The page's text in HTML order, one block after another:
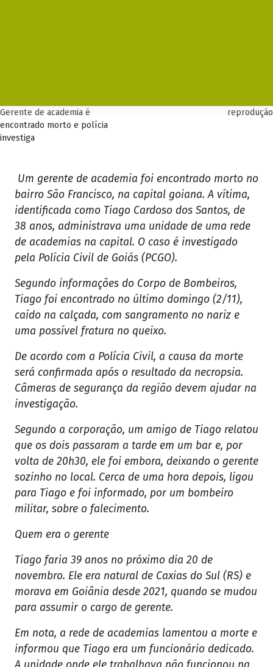
Gerente de academia é
encontrado morto e polícia
investiga
reprodução
Um gerente de academia foi encontrado morto no
bairro São Francisco, na capital goiana. A vítima,
identificada como Tiago Cardoso dos Santos, de
38 anos, administrava uma unidade de uma rede
de academias na capital. O caso é investigado
pela Polícia Civil de Goiás (PCGO).
Segundo informações do Corpo de Bombeiros,
Tiago foi encontrado no último domingo (2/11),
caído na calçada, com sangramento no nariz e
uma possível fratura no queixo.
De acordo com a Polícia Civil, a causa da morte
será confirmada após o resultado da necropsia.
Câmeras de segurança da região devem ajudar na
investigação.
Segundo a corporação, um amigo de Tiago relatou
que os dois passaram a tarde em um bar e, por
volta de 20h30, ele foi embora, deixando o gerente
sozinho no local. Cerca de uma hora depois, ligou
para Tiago e foi informado, por um bombeiro
militar, sobre o falecimento.
Quem era o gerente
Tiago faria 39 anos no próximo dia 20 de
novembro. Ele era natural de Caxias do Sul (RS) e
morava em Goiânia desde 2021, quando se mudou
para assumir o cargo de gerente.
Em nota, a rede de academias lamentou a morte e
informou que Tiago era um funcionário dedicado.